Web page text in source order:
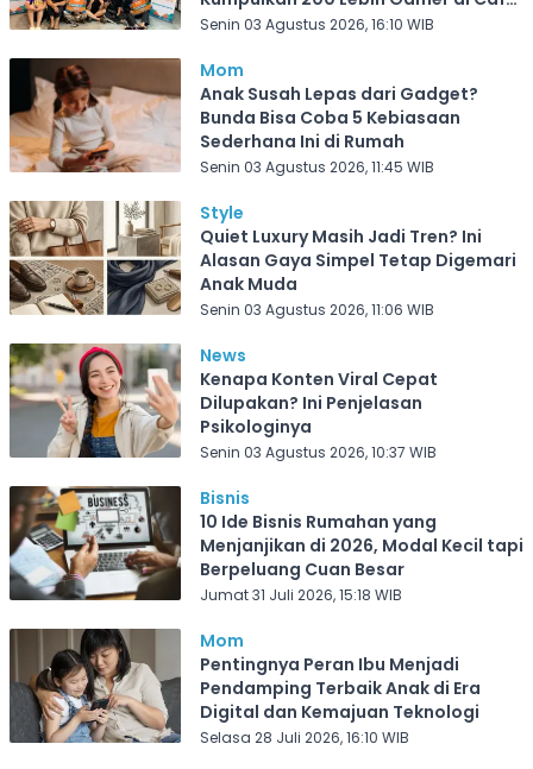
Frekuensi Depok
Senin 03 Agustus 2026, 16:10 WIB
Mom
Anak Susah Lepas dari Gadget?
Bunda Bisa Coba 5 Kebiasaan
Sederhana Ini di Rumah
Senin 03 Agustus 2026, 11:45 WIB
Style
Quiet Luxury Masih Jadi Tren? Ini
Alasan Gaya Simpel Tetap Digemari
Anak Muda
Senin 03 Agustus 2026, 11:06 WIB
News
Kenapa Konten Viral Cepat
Dilupakan? Ini Penjelasan
Psikologinya
Senin 03 Agustus 2026, 10:37 WIB
Bisnis
10 Ide Bisnis Rumahan yang
Menjanjikan di 2026, Modal Kecil tapi
Berpeluang Cuan Besar
Jumat 31 Juli 2026, 15:18 WIB
Mom
Pentingnya Peran Ibu Menjadi
Pendamping Terbaik Anak di Era
Digital dan Kemajuan Teknologi
Selasa 28 Juli 2026, 16:10 WIB